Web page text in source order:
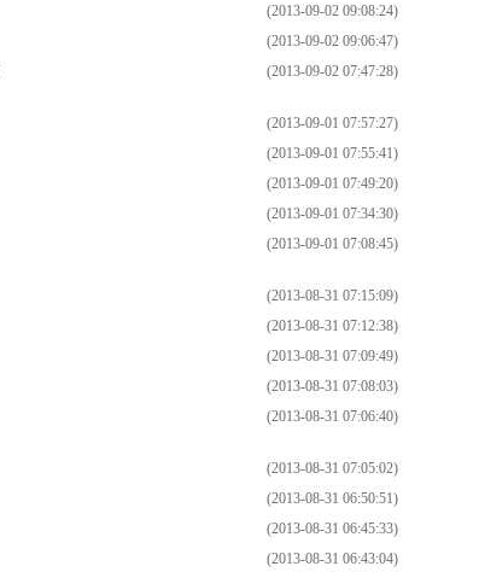
(2013-09-02 09:08:24)
(2013-09-02 09:06:47)
(2013-09-02 07:47:28)
(2013-09-01 07:57:27)
(2013-09-01 07:55:41)
(2013-09-01 07:49:20)
(2013-09-01 07:34:30)
(2013-09-01 07:08:45)
(2013-08-31 07:15:09)
(2013-08-31 07:12:38)
(2013-08-31 07:09:49)
(2013-08-31 07:08:03)
(2013-08-31 07:06:40)
(2013-08-31 07:05:02)
(2013-08-31 06:50:51)
(2013-08-31 06:45:33)
(2013-08-31 06:43:04)